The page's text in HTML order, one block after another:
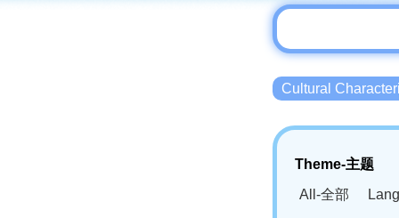
Cultural
Theme-主题
All-全部